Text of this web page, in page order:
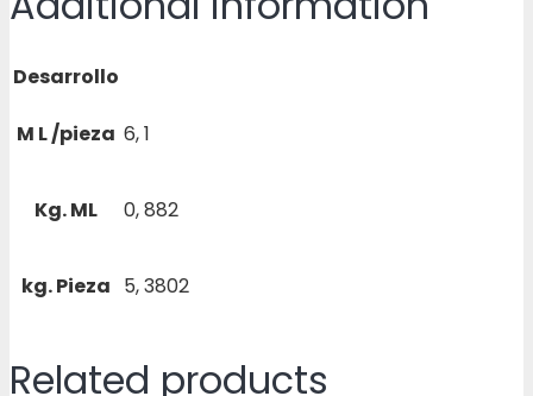
Desarrollo
M L /pieza 6, 1
Kg. ML 0, 882
kg. Pieza 5, 3802
Related products